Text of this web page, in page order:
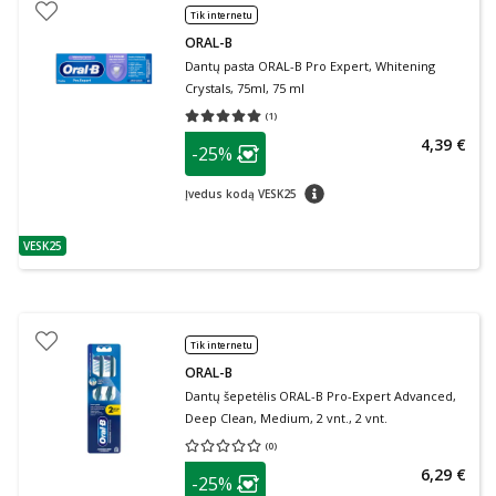
patarimas
VESK25
Tik internetu
ORAL-B
Dantų pasta ORAL-B Pro Expert, Whitening
Crystals, 75ml, 75 ml
(1)
Vidutinis įvertinimas 5.00
patarimas
Lojalumo klubo narių nuolaida
-25%
Įvedus kodą VESK25 patarimas
4,39 €
Tik internetu
ORAL-B
Dantų šepetėlis ORAL-B Pro-Expert Advanced,
Deep Clean, Medium, 2 vnt., 2 vnt.
(0)
Vidutinis įvertinimas 0.00
patarimas
-25% 6,29 €